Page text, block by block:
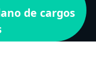
de cargos